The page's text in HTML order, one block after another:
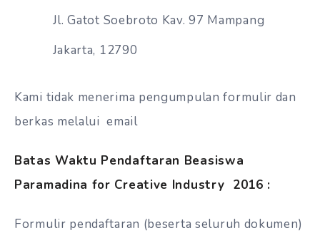
Jl. Gatot Soebroto Kav. 97 Mampang
Jakarta, 12790
Kami tidak menerima pengumpulan formulir dan
berkas melalui email
Batas Waktu Pendaftaran Beasiswa
Paramadina for Creative Industry 2016 :
Formulir pendaftaran (beserta seluruh dokumen)